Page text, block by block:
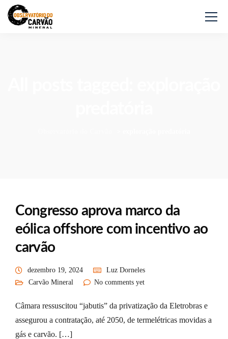
Congresso aprova marco da
eólica offshore com incentivo ao
carvão
dezembro 19, 2024
Luz Dorneles
Carvão Mineral
No comments yet
Câmara ressuscitou “jabutis” da privatização da Eletrobras e
assegurou a contratação, até 2050, de termelétricas movidas a
gás e carvão. […]